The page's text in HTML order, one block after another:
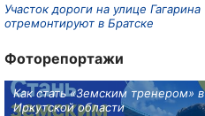
Участок дороги на улице Гагарина
отремонтируют в Братске
Фоторепортажи
Как стать «Земским тренером» в
Иркутской области